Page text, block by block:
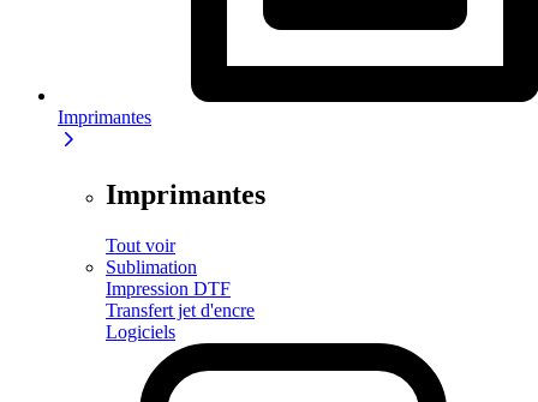
Imprimantes
Imprimantes
Tout voir
Sublimation
Impression DTF
Transfert jet d'encre
Logiciels